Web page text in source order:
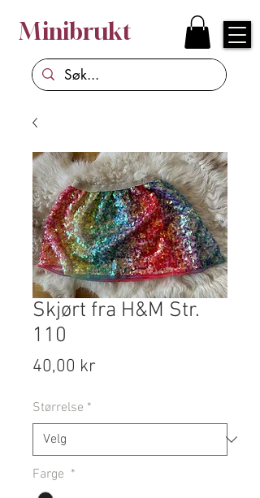
Minibrukt
Skjørt fra H&M Str.
110
40,00 kr
Størrelse *
Farge *